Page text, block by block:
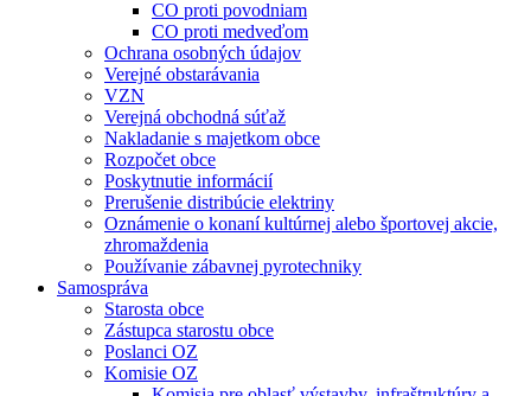
CO proti povodniam
CO proti medveďom
Ochrana osobných údajov
Verejné obstarávania
VZN
Verejná obchodná súťaž
Nakladanie s majetkom obce
Rozpočet obce
Poskytnutie informácií
Prerušenie distribúcie elektriny
Oznámenie o konaní kultúrnej alebo športovej akcie,
zhromaždenia
Používanie zábavnej pyrotechniky
Samospráva
Starosta obce
Zástupca starostu obce
Poslanci OZ
Komisie OZ